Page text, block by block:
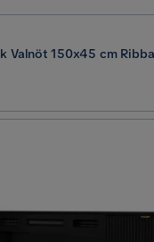
Valnöt 150x45 cm